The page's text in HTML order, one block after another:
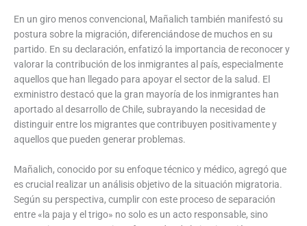
En un giro menos convencional, Mañalich también manifestó su
postura sobre la migración, diferenciándose de muchos en su
partido. En su declaración, enfatizó la importancia de reconocer y
valorar la contribución de los inmigrantes al país, especialmente
aquellos que han llegado para apoyar el sector de la salud. El
exministro destacó que la gran mayoría de los inmigrantes han
aportado al desarrollo de Chile, subrayando la necesidad de
distinguir entre los migrantes que contribuyen positivamente y
aquellos que pueden generar problemas.
Mañalich, conocido por su enfoque técnico y médico, agregó que
es crucial realizar un análisis objetivo de la situación migratoria.
Según su perspectiva, cumplir con este proceso de separación
entre «la paja y el trigo» no solo es un acto responsable, sino